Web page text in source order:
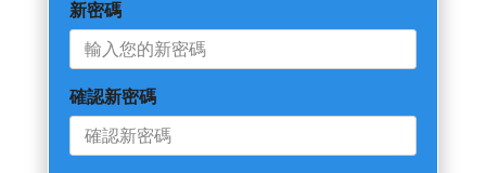
新密碼
確認新密碼